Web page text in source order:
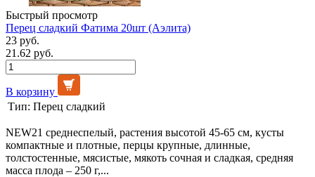
Быстрый просмотр
Перец сладкий Фатима 20шт (Аэлита)
23 руб.
21.62 руб.
В корзину
Тип: Перец сладкий
NEW21 среднеспелый, растения высотой 45-65 см, кусты
компактные и плотные, перцы крупные, длинные,
толстостенные, мясистые, мякоть сочная и сладкая, средняя
масса плода – 250 г,...